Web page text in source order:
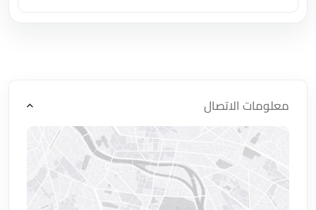
معلومات الاتصال